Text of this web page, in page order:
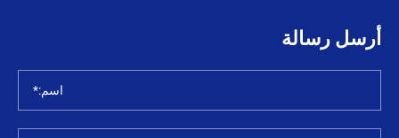
أرسل رسالة
اسم:*